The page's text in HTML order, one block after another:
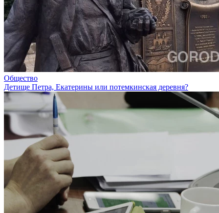
Общество
Детище Петра, Екатерины или потемкинская деревня?